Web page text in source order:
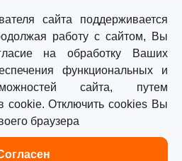
сайта поддерживается
работу с сайтом, Вы
на обработку Ваших
функциональных и
сайта, путем
cookie. Отключить cookies Вы
браузера